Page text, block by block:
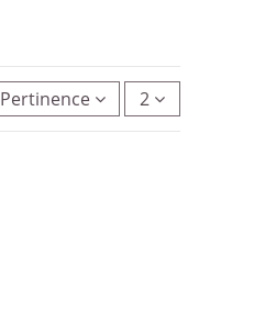
Pertinence 2